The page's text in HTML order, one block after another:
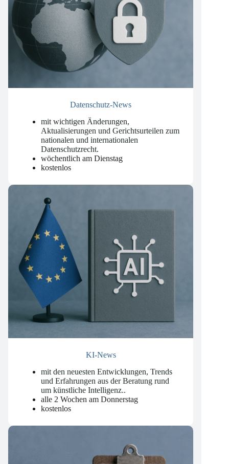
Datenschutz-News
mit wichtigen Änderungen,
Aktualisierungen und Gerichtsurteilen zum
nationalen und internationalen
Datenschutzrecht.
wöchentlich am Dienstag
mit den neuesten Entwicklungen, Trends
und Erfahrungen aus der Beratung rund
um künstliche Intelligenz..
alle 2 Wochen am Donnerstag